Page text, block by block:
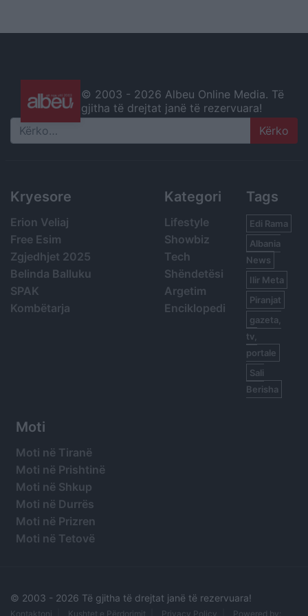
© 2003 - 2026 Albeu Online Media. Të
gjitha të drejtat janë të rezervuara!
Search
Kryesore
Erion Veliaj
Free Esim
Zgjedhjet 2025
Belinda Balluku
SPAK
Kombëtarja
Kategori
Lifestyle
Showbiz
Tech
Shëndetësi
Argetim
Enciklopedi
Tags
Edi Rama
Albania
News
Ilir Meta
Piranjat
gazeta,
tv,
portale
Sali
Berisha
Moti
Moti në Tiranë
Moti në Prishtinë
Moti në Shkup
Moti në Durrës
Moti në Prizren
Moti në Tetovë
© 2003 - 2026 Të gjitha të drejtat janë të rezervuara!
Kontaktoni Kushtet e Përdorimit Privacy Policy Powered by: